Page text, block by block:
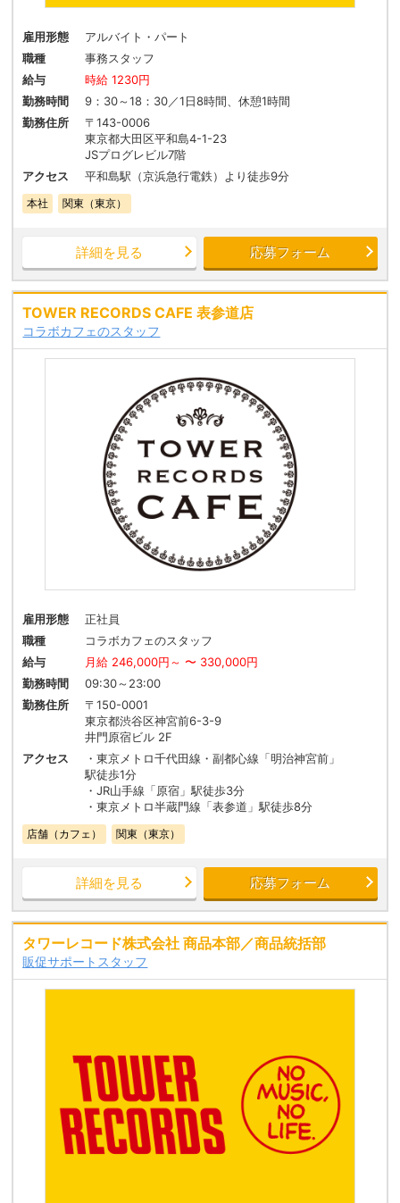
雇用形態
アルバイト・パート
職種
事務スタッフ
給与
時給 1230円
勤務時間
9：30～18：30／1日8時間、休憩1時間
勤務住所
〒143-0006
東京都大田区平和島4-1-23
JSプログレビル7階
アクセス
平和島駅（京浜急行電鉄）より徒歩9分
本社 関東（東京）
詳細を見る 応募フォーム
TOWER RECORDS CAFE 表参道店
コラボカフェのスタッフ
雇用形態
正社員
職種
コラボカフェのスタッフ
給与
月給 246,000円～ 〜 330,000円
勤務時間
09:30～23:00
勤務住所
〒150-0001
東京都渋谷区神宮前6-3-9
井門原宿ビル 2F
アクセス
・東京メトロ千代田線・副都心線「明治神宮前」
駅徒歩1分
・JR山手線「原宿」駅徒歩3分
・東京メトロ半蔵門線「表参道」駅徒歩8分
店舗（カフェ） 関東（東京）
詳細を見る 応募フォーム
タワーレコード株式会社 商品本部／商品統括部
販促サポートスタッフ